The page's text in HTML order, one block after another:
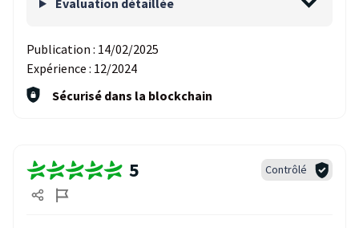
Evaluation détaillée
Publication : 14/02/2025
Expérience : 12/2024
Sécurisé dans la blockchain
5 Contrôlé